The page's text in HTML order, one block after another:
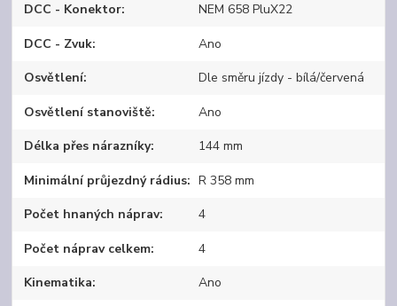
DCC - Konektor NEM 658 PluX22
DCC - Zvuk Ano
Osvětlení Dle směru jízdy - bílá/červená
Osvětlení stanoviště Ano
Délka přes nárazníky 144 mm
Minimální průjezdný rádius R 358 mm
Počet hnaných náprav 4
Počet náprav celkem 4
Kinematika Ano